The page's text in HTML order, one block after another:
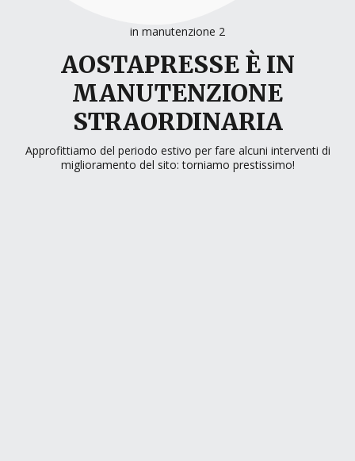
in manutenzione 2
AOSTAPRESSE È IN
MANUTENZIONE
STRAORDINARIA
Approfittiamo del periodo estivo per fare alcuni interventi di
miglioramento del sito: torniamo prestissimo!